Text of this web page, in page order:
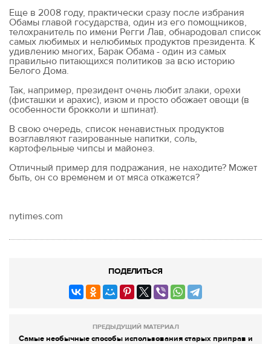
Еще в 2008 году, практически сразу после избрания
Обамы главой государства, один из его помощников,
телохранитель по имени Регги Лав, обнародовал список
самых любимых и нелюбимых продуктов президента. К
удивлению многих, Барак Обама - один из самых
правильно питающихся политиков за всю историю
Белого Дома.
Так, например, президент очень любит злаки, орехи
(фисташки и арахис), изюм и просто обожает овощи (в
особенности брокколи и шпинат).
В свою очередь, список ненавистных продуктов
возглавляют газированные напитки, соль,
картофельные чипсы и майонез.
Отличный пример для подражания, не находите? Может
быть, он со временем и от мяса откажется?
nytimes.com
ПОДЕЛИТЬСЯ
ПРЕДЫДУЩИЙ МАТЕРИАЛ
Самые необычные способы использования старых приправ и